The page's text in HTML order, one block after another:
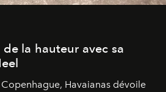
la hauteur avec sa
Havaianas dévoile